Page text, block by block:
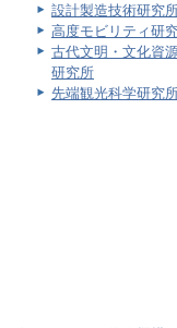
設計製造技術研究
高度モビリティ研
古代文明・文化資
研究所
先端観光科学研究